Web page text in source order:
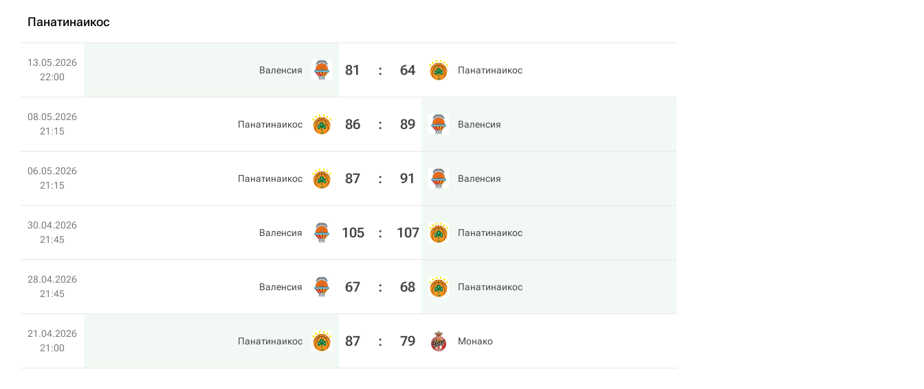
Панатинаикос
13.05.2026
22:00
Валенсия 81 : 64 Панатинаикос
08.05.2026
21:15
Панатинаикос 86 : 89 Валенсия
06.05.2026
21:15
Панатинаикос 87 : 91 Валенсия
30.04.2026
21:45
Валенсия 105 : 107 Панатинаикос
28.04.2026
21:45
Валенсия 67 : 68 Панатинаикос
21.04.2026
21:00
Панатинаикос 87 : 79 Монако